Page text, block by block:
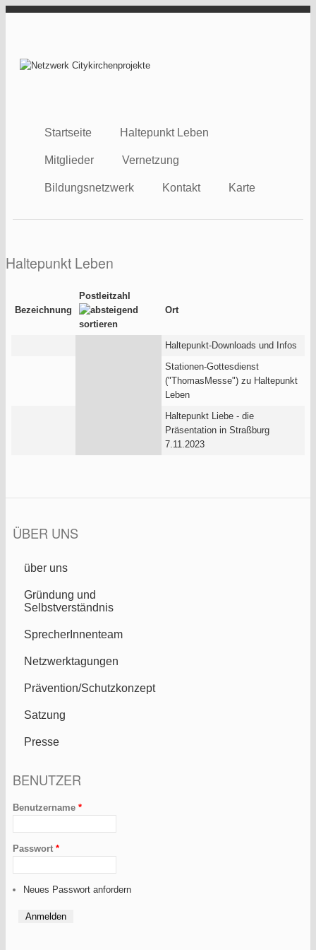
Direkt zum Inhalt
Startseite Haltepunkt Leben
Mitglieder Vernetzung
Bildungsnetzwerk Kontakt Karte
Haltepunkt Leben
Bezeichnung
Postleitzahl
Ort
Haltepunkt-Downloads und Infos
Stationen-Gottesdienst
("ThomasMesse") zu Haltepunkt
Leben
Haltepunkt Liebe - die
Präsentation in Straßburg
7.11.2023
ÜBER UNS
über uns
Gründung und
Selbstverständnis
SprecherInnenteam
Netzwerktagungen
Prävention/Schutzkonzept
Satzung
Presse
BENUTZER
Benutzername *
Passwort *
Neues Passwort anfordern